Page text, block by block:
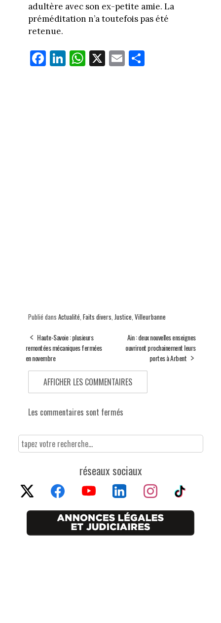
adultère avec son ex-petite amie. La
préméditation n’a toutefois pas été
retenue.
Fa
ce
Li
nk
W
ha
X E
m
Pa
Publié dans Actualité, Faits divers, Justice, Villeurbanne
Haute-Savoie : plusieurs
remontées mécaniques fermées
en novembre
Ain : deux nouvelles enseignes
ouvriront prochainement leurs
portes à Arbent
AFFICHER LES COMMENTAIRES
Les commentaires sont fermés
réseaux sociaux